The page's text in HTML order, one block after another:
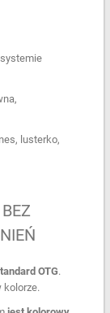
lusterko,
OTG.
kolorze.